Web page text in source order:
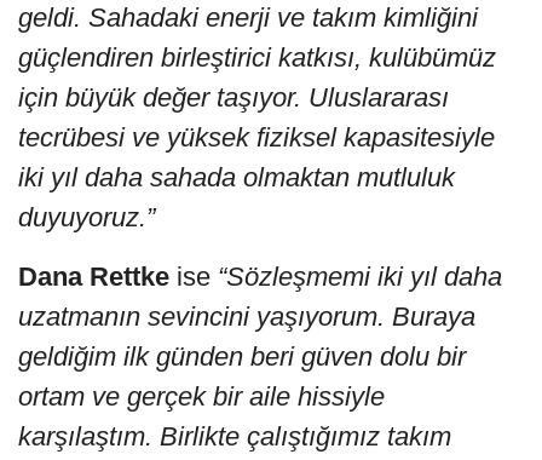
geldi. Sahadaki enerji ve takım kimliğini
güçlendiren birleştirici katkısı, kulübümüz
için büyük değer taşıyor. Uluslararası
tecrübesi ve yüksek fiziksel kapasitesiyle
iki yıl daha sahada olmaktan mutluluk
duyuyoruz.”
Dana Rettke ise “Sözleşmemi iki yıl daha
uzatmanın sevincini yaşıyorum. Buraya
geldiğim ilk günden beri güven dolu bir
ortam ve gerçek bir aile hissiyle
karşılaştım. Birlikte çalıştığımız takım